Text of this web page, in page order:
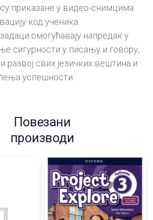
су приказане у видео-снимцима
код ученика.
омогућавају напредак у
сигурности у писању и говору,
развој свих језичких вештина и
успешности.
Повезани
производи